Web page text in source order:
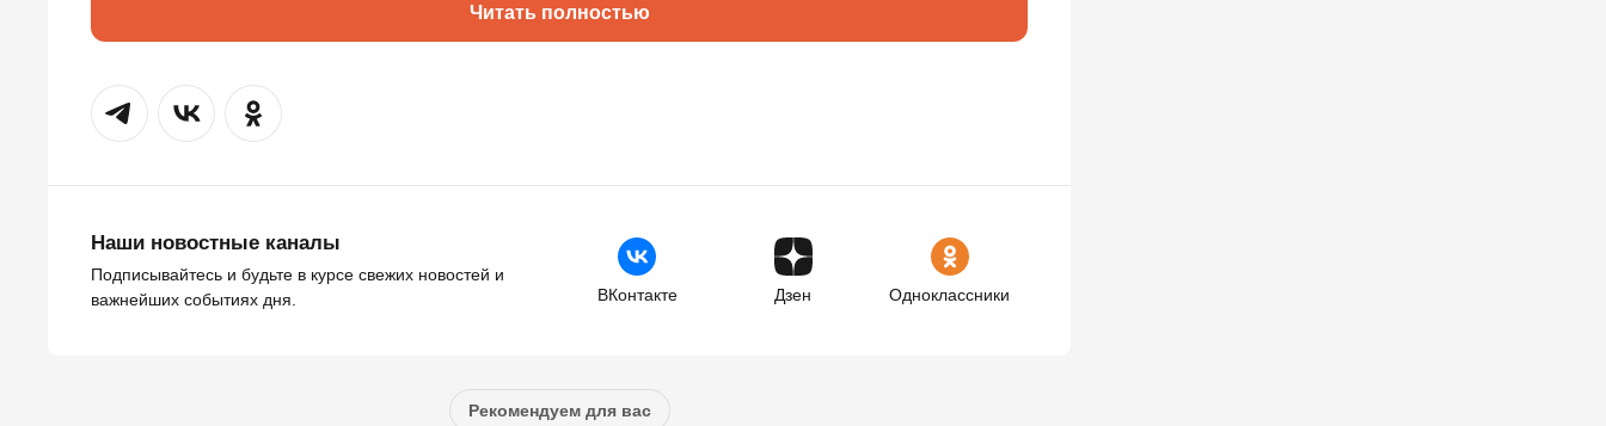
Читать полностью
Наши новостные каналы
Подписывайтесь и будьте в курсе свежих новостей и
важнейших событиях дня.
ВКонтакте Дзен Одноклассники
Рекомендуем для вас